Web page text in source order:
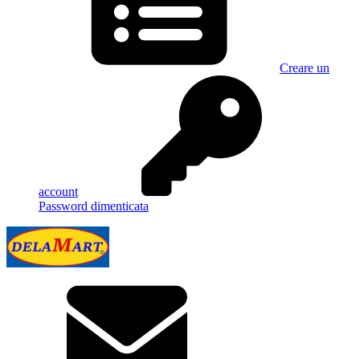
Creare un
account
Password dimenticata